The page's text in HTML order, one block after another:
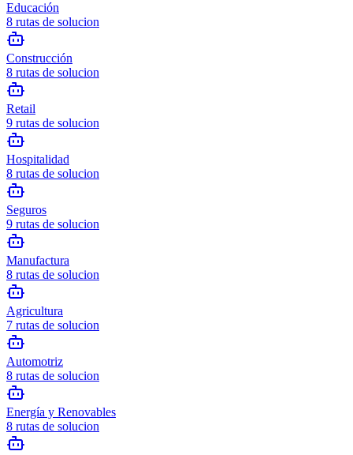
Educación
8 rutas de solucion
Construcción
8 rutas de solucion
Retail
9 rutas de solucion
Hospitalidad
8 rutas de solucion
Seguros
9 rutas de solucion
Manufactura
8 rutas de solucion
Agricultura
7 rutas de solucion
Automotriz
8 rutas de solucion
Energía y Renovables
8 rutas de solucion